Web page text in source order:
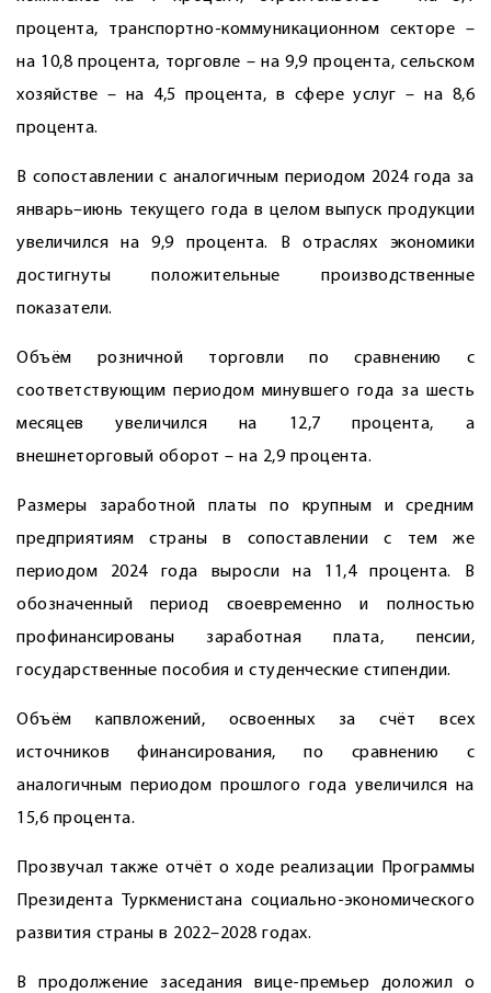
процента, транспортно-коммуникационном секторе –
на 10,8 процента, торговле – на 9,9 процента, сельском
хозяйстве – на 4,5 процента, в сфере услуг – на 8,6
процента.
В сопоставлении с аналогичным периодом 2024 года за
январь–июнь текущего года в целом выпуск продукции
увеличился на 9,9 процента. В отраслях экономики
достигнуты положительные производственные
показатели.
Объём розничной торговли по сравнению с
соответствующим периодом минувшего года за шесть
месяцев увеличился на 12,7 процента, а
внешнеторговый оборот – на 2,9 процента.
Размеры заработной платы по крупным и средним
предприятиям страны в сопоставлении c тем же
периодом 2024 года выросли на 11,4 процента. В
обозначенный период своевременно и полностью
профинансированы заработная плата, пенсии,
государственные пособия и студенческие стипендии.
Объём капвложений, освоенных за счёт всех
источников финансирования, по сравнению с
аналогичным периодом прошлого года увеличился на
15,6 процента.
Прозвучал также отчёт о ходе реализации Программы
Президента Туркменистана социально-экономического
развития страны в 2022–2028 годах.
В продолжение заседания вице-премьер доложил о